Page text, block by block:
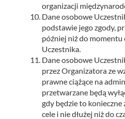
organizacji
Dane osobowe
podstawie jego zgody,
później niż do momentu
Uczestnika.
Dane osobowe
przez Organizatora ze
prawne ciążące na
przetwarzane będą
gdy będzie to konieczne
cele i nie dłużej niż do